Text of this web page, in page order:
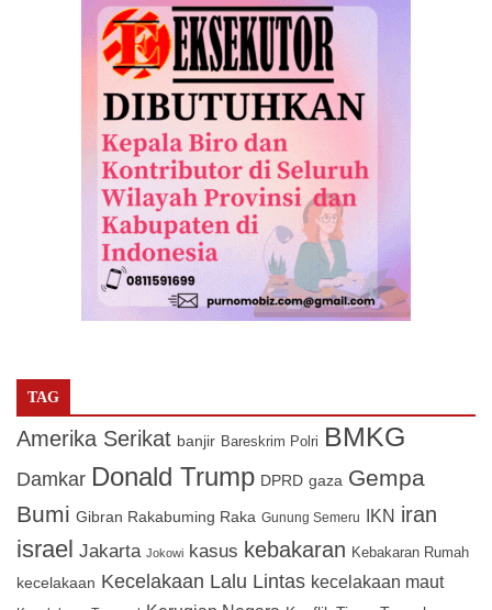
TAG
Amerika Serikat banjir Bareskrim Polri BMKG
Damkar Donald Trump DPRD gaza Gempa
Bumi Gibran Rakabuming Raka Gunung Semeru IKN iran
israel Jakarta Jokowi kasus kebakaran Kebakaran Rumah
kecelakaan Kecelakaan Lalu Lintas kecelakaan maut